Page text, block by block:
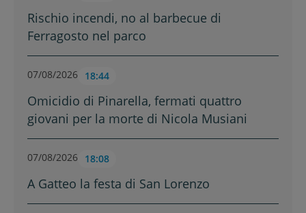
Rischio incendi, no al barbecue di
Ferragosto nel parco
07/08/2026 18:44
Omicidio di Pinarella, fermati quattro
giovani per la morte di Nicola Musiani
07/08/2026 18:08
A Gatteo la festa di San Lorenzo